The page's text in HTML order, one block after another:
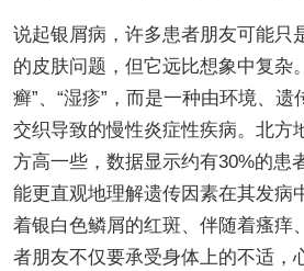
说起银屑病，许多患者朋友可能只
的皮肤问题，但它远比想象中复杂
癣”、“湿疹”，而是一种由环境、
交织导致的慢性炎症性疾病。北方
方高一些，数据显示约有30%的患
能更直观地理解遗传因素在其发病
着银白色鳞屑的红斑、伴随着瘙痒
者朋友不仅要承受身体上的不适，